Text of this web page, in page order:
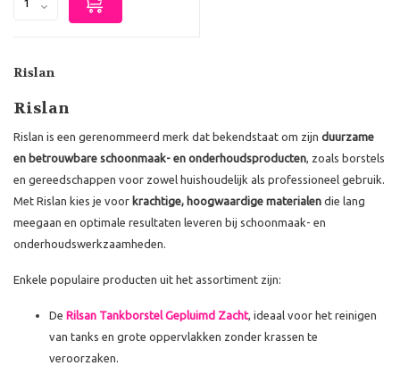
Rislan
Rislan
Rislan is een gerenommeerd merk dat bekendstaat om zijn duurzame
en betrouwbare schoonmaak- en onderhoudsproducten, zoals borstels
en gereedschappen voor zowel huishoudelijk als professioneel gebruik.
Met Rislan kies je voor krachtige, hoogwaardige materialen die lang
meegaan en optimale resultaten leveren bij schoonmaak- en
onderhoudswerkzaamheden.
Enkele populaire producten uit het assortiment zijn:
De Rilsan Tankborstel Gepluimd Zacht, ideaal voor het reinigen
van tanks en grote oppervlakken zonder krassen te
veroorzaken.